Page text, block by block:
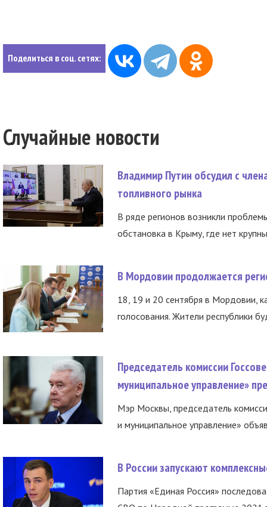
Поделиться в соц. сетях:
Случайные новости
Владимир Путин обсудил с
топливного рынка
В ряде регионов возникли
обстановка в Крыму, где нет
В Мордовии продолжается
18, 19 и 20 сентября в Мордовии,
голосования. Жители республики
Председатель комиссии
муниципальное управление»
Мэр Москвы, председатель
и муниципальное управление»
В России запускают
Партия «Единая Россия»